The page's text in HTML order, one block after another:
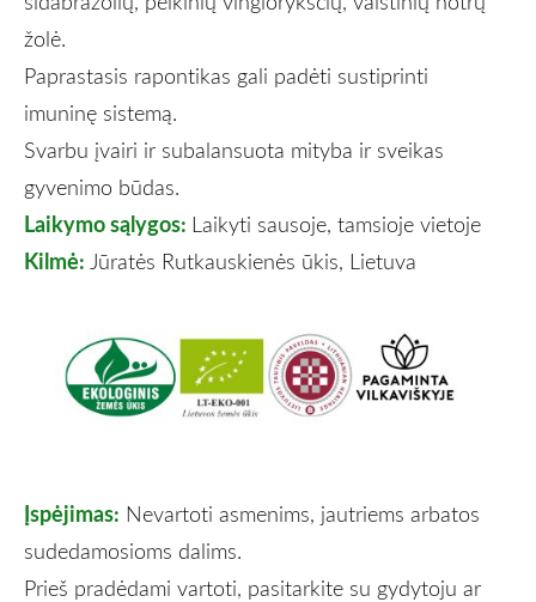
žolė.
Paprastasis rapontikas gali padėti sustiprinti
imuninę sistemą.
Svarbu įvairi ir subalansuota mityba ir sveikas
gyvenimo būdas.
Laikymo sąlygos: Laikyti sausoje, tamsioje vietoje
Kilmė: Jūratės Rutkauskienės ūkis, Lietuva
Įspėjimas: Nevartoti asmenims, jautriems arbatos
sudedamosioms dalims.
Prieš pradėdami vartoti, pasitarkite su gydytoju ar